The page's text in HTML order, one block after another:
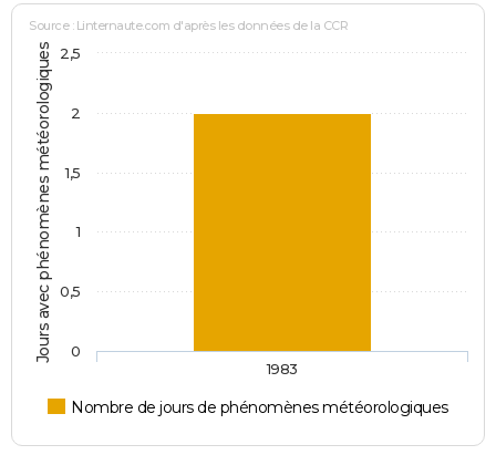
Jours avec phénomènes météorologiques
Source : Linternaute.com d'après les données de la CCR
Nombre de jours de phénomènes météorologiques
1983
0
0,5
1
1,5
2
2,5